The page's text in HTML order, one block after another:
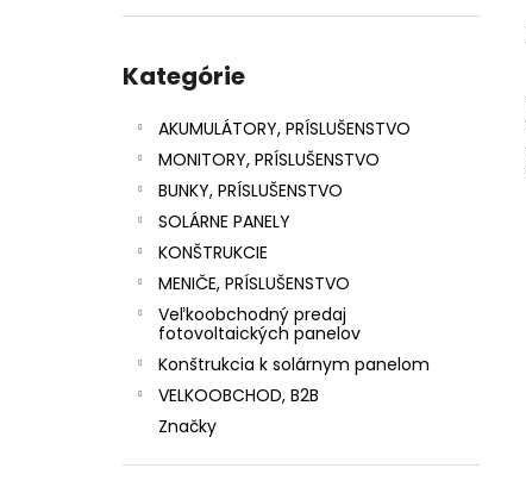
kategórie
Kategórie
AKUMULÁTORY, PRÍSLUŠENSTVO
MONITORY, PRÍSLUŠENSTVO
BUNKY, PRÍSLUŠENSTVO
SOLÁRNE PANELY
KONŠTRUKCIE
MENIČE, PRÍSLUŠENSTVO
Veľkoobchodný predaj
fotovoltaických panelov
Konštrukcia k solárnym panelom
VELKOOBCHOD, B2B
Značky